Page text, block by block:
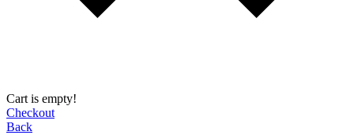
Cart is empty!
Checkout
Back